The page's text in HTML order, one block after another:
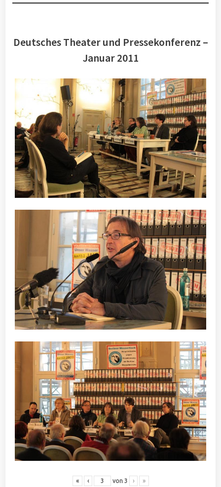
Deutsches Theater und Pressekonferenz –
Januar 2011
« ‹ von 3 › »